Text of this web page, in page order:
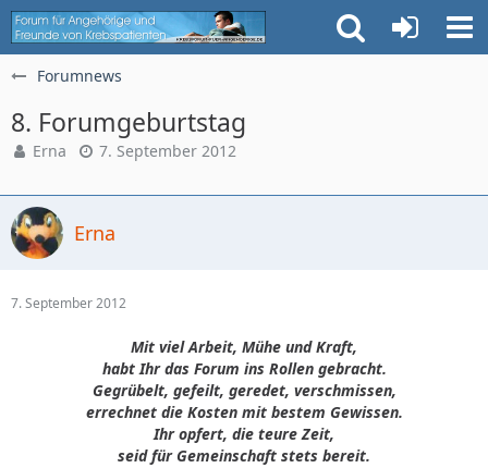
Forumnews
8. Forumgeburtstag
Erna 7. September 2012
Erna
7. September 2012
Mit viel Arbeit, Mühe und Kraft,
habt Ihr das Forum ins Rollen gebracht.
Gegrübelt, gefeilt, geredet, verschmissen,
errechnet die Kosten mit bestem Gewissen.
Ihr opfert, die teure Zeit,
seid für Gemeinschaft stets bereit.